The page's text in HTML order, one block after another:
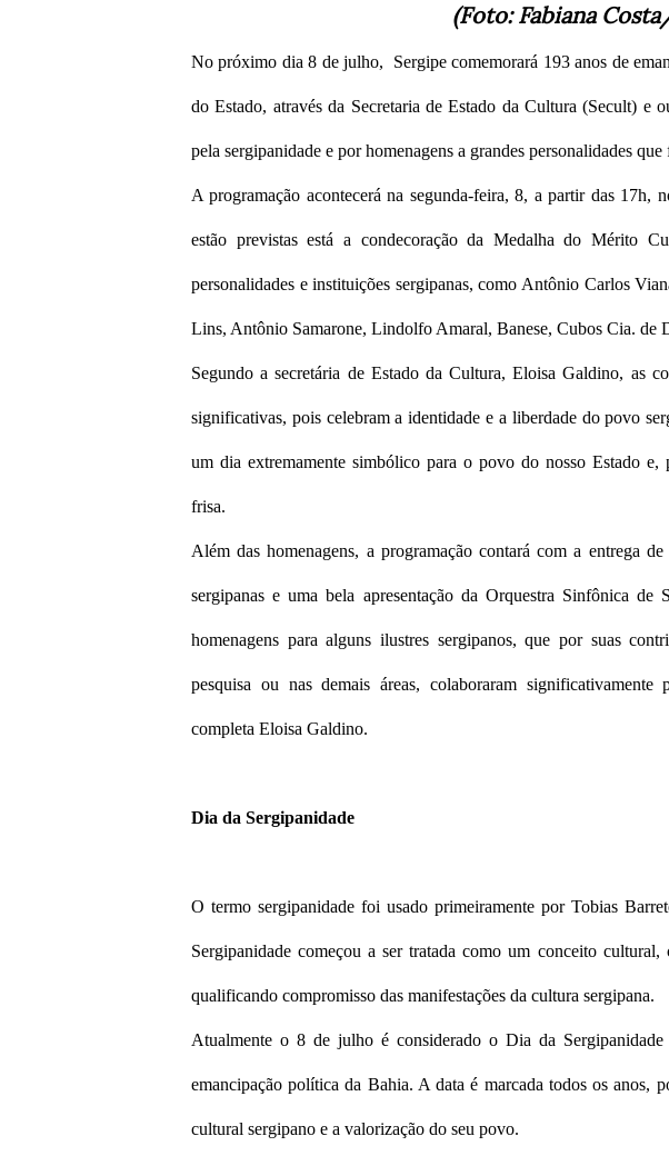
(Foto: Fabiana
No próximo dia 8 de julho, Sergipe comemorará 193 anos de
do Estado, através da Secretaria de Estado da Cultura (Secult) e
pela sergipanidade e por homenagens a grandes personalidades
A programação acontecerá na segunda-feira, 8, a partir das 17h,
estão previstas está a condecoração da Medalha do Mérito
personalidades e instituições sergipanas, como Antônio Carlos
Lins, Antônio Samarone, Lindolfo Amaral, Banese, Cubos Cia. de
Segundo a secretária de Estado da Cultura, Eloisa Galdino, as
significativas, pois celebram a identidade e a liberdade do povo
um dia extremamente simbólico para o povo do nosso Estado
frisa.
Além das homenagens, a programação contará com a entrega
sergipanas e uma bela apresentação da Orquestra Sinfônica
homenagens para alguns ilustres sergipanos, que por suas
pesquisa ou nas demais áreas, colaboraram
completa Eloisa Galdino.
Dia da Sergipanidade
O termo sergipanidade foi usado primeiramente por Tobias
Sergipanidade começou a ser tratada como um conceito cultural,
qualificando compromisso das manifestações da cultura sergipana.
Atualmente o 8 de julho é considerado o Dia da
emancipação política da Bahia. A data é marcada todos os anos,
cultural sergipano e a valorização do seu povo.